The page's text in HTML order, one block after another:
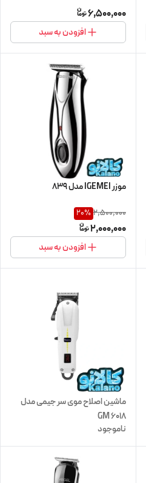
6,500,000
افزودن به سبد
موزر IGEMEI مدل 839
2,500,000
20%
2,000,000
افزودن به سبد
ماشین اصلاح موی سر جیمی مدل
GM 6018
ناموجود